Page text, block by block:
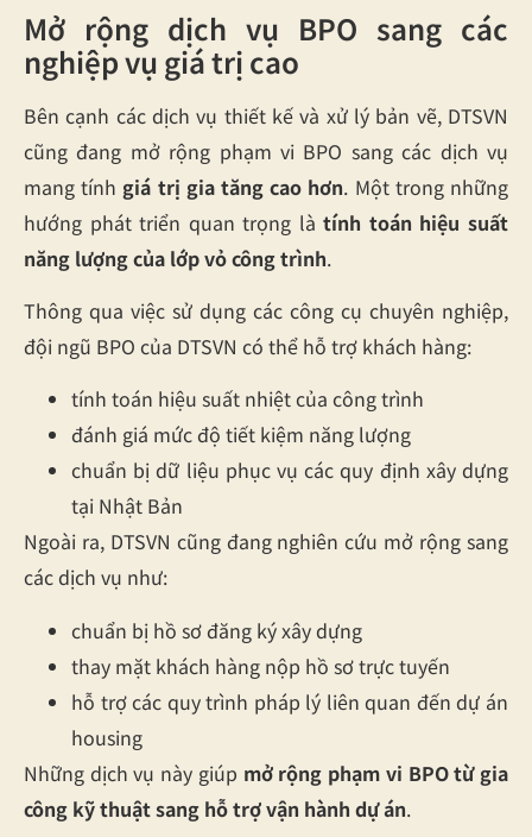
Mở rộng dịch vụ BPO sang các
nghiệp vụ giá trị cao
Bên cạnh các dịch vụ thiết kế và xử lý bản vẽ, DTSVN
cũng đang mở rộng phạm vi BPO sang các dịch vụ
mang tính giá trị gia tăng cao hơn. Một trong những
hướng phát triển quan trọng làtính toán hiệu suất
năng lượng của lớp vỏ công trình.
Thông qua việc sử dụng các công cụ chuyên nghiệp,
đội ngũ BPO của DTSVN có thể hỗ trợ khách hàng:
tính toán hiệu suất nhiệt của công trình
đánh giá mức độ tiết kiệm năng lượng
chuẩn bị dữ liệu phục vụ các quy định xây dựng
tại Nhật Bản
Ngoài ra, DTSVN cũng đang nghiên cứu mở rộng sang
các dịch vụ như:
chuẩn bị hồ sơ đăng ký xây dựng
thay mặt khách hàng nộp hồ sơ trực tuyến
hỗ trợ các quy trình pháp lý liên quan đến dự án
housing
Những dịch vụ này giúp mở rộng phạm vi BPO từ gia
công kỹ thuật sang hỗ trợ vận hành dự án.